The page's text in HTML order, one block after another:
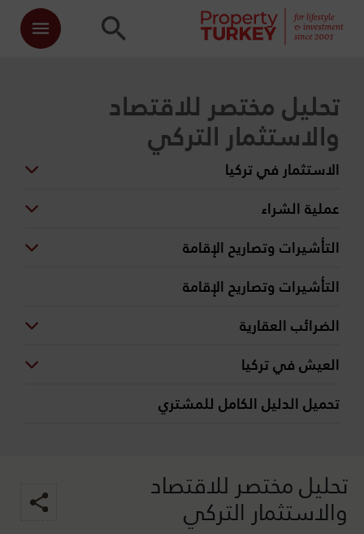
تحليل مختصر للاقتصاد
والاستثمار التركي
الاستثمار في تركيا
عملية الشراء
التأشيرات وتصاريح الإقامة
التأشيرات وتصاريح الإقامة
الضرائب العقارية
العيش في تركيا
تحميل الدليل الكامل للمشتري
تحليل مختصر للاقتصاد
والاستثمار التركي